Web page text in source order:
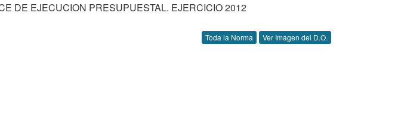
DE EJECUCION PRESUPUESTAL. EJERCICIO 2012
Toda la Norma Ver Imagen del D.O.